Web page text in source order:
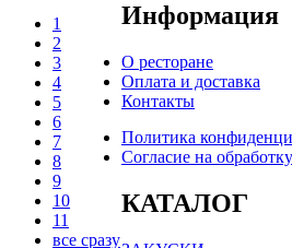
1
2
3
4
5
6
7
8
9
10
11
все сразу
Информация
О ресторане
Оплата и доставка
Контакты
Политика
Согласие на
КАТАЛОГ